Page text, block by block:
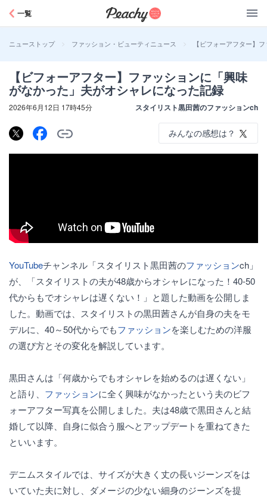
一覧
ニューストップ > ファッション・ビューティニュース > 【ビフォーアフター】
【ビフォーアフター】ファッションに「興味
がなかった」夫がオシャレになった記録
2026年6月12日 17時45分 スタイリスト黒田茜のファッションch
みんなの感想は？
YouTubeチャンネル「スタイリスト黒田茜のファッションch」
が、「スタイリストの夫が48歳からオシャレになった！40-50
代からもでオシャレは遅くない！」と題した動画を公開しま
した。動画では、スタイリストの黒田茜さんが自身の夫をモ
デルに、40～50代からでもファッションを楽しむための洋服
の選び方とその変化を解説しています。
黒田さんは「何歳からでもオシャレを始めるのは遅くない」
と語り、 ファッションに全く興味がなかったという夫のビフ
ォーアフター写真を公開しました。夫は48歳で黒田さんと結
婚して以降、自身に似合う服へとアップデートを重ねてきた
といいます。
デニムスタイルでは、サイズが大きく丈の長いジーンズをは
いていた夫に対し、ダメージの少ない細身のジーンズを提